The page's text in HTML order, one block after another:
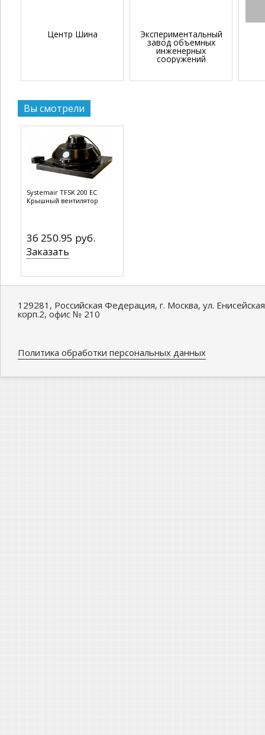
Центр Шина Экспериментальный
завод объемных
инженерных
сооружений
Вы смотрели
Systemair TFSK 200 EC
Крышный вентилятор
36 250.95 руб.
Заказать
129281, Российская Федерация, г. Москва, ул.
корп.2, офис № 210
Политика обработки персональных данных